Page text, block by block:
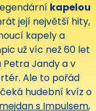
kapelou
její největší hity,
kapely a
už víc než 60 let
Petra Jandy a v
Ale to pořád
hudební kvíz o
s Impulsem,